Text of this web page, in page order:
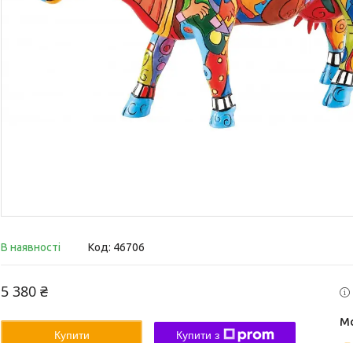
В наявності Код: 46706
5 380 ₴
Купити Купити з